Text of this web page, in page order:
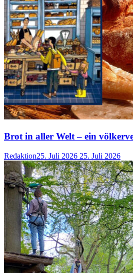
Brot in aller Welt – ein
Redaktion25. Juli 2026 25. Juli 2026